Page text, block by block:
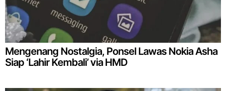
Mengenang Nostalgia, Ponsel Lawas Nokia Asha
Siap ‘Lahir Kembali’ via HMD